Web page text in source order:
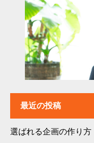
最近の投稿
選ばれる企画の作り方